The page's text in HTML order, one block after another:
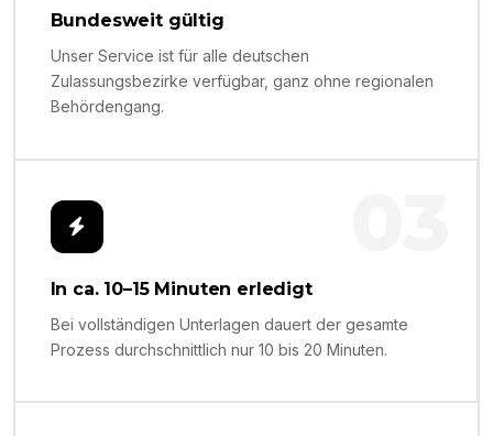
Bundesweit gültig
Unser Service ist für alle deutschen
Zulassungsbezirke verfügbar, ganz ohne regionalen
Behördengang.
In ca. 10–15 Minuten erledigt
Bei vollständigen Unterlagen dauert der gesamte
Prozess durchschnittlich nur 10 bis 20 Minuten.